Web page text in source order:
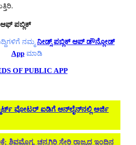
ಆಫ್ ಪಬ್ಲಿಕ್
ನಮ್ಮ ನೀಡ್ಸ್ ಪಬ್ಲಿಕ್ ಆಪ್ ಡೌನ್ಲೋಡ್
App ಮಾಡಿ
OF PUBLIC APP
ವೋಟರ್ ಐಡಿಗೆ ಆನ್‌ಲೈನ್‌ನಲ್ಲಿ ಅರ್ಜಿ
ಶಿವಮೊಗ್ಗ, ಚನ್ನಗಿರಿ ಸೇರಿ ರಾಜ್ಯದ ಇಂದಿನ